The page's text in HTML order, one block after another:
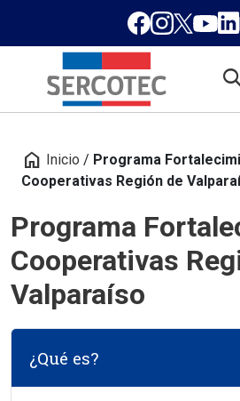
home Inicio / Programa
Cooperativas Región de
Programa
Cooperativas
Valparaíso
¿Qué es?